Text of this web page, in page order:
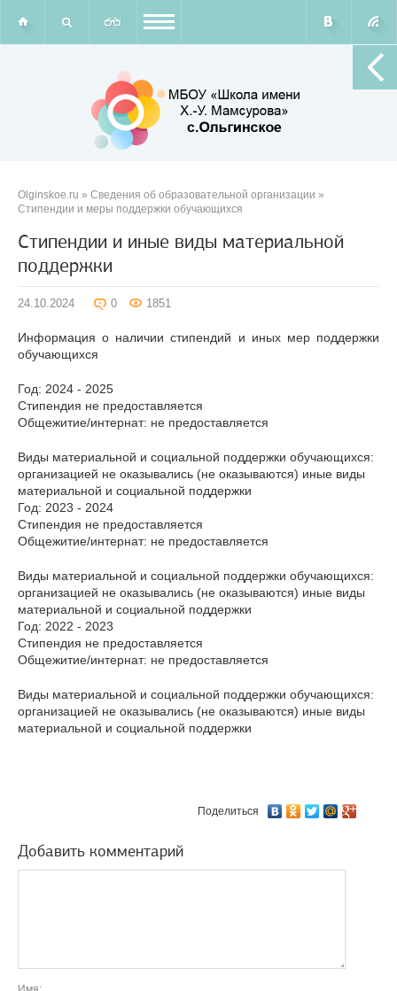
Olginskoe.ru » Сведения об образовательной организации »
Стипендии и меры поддержки обучающихся
Стипендии и иные виды материальной
поддержки
24.10.2024 0 1851
Информация о наличии стипендий и иных мер поддержки
обучающихся
Год: 2024 - 2025
Стипендия не предоставляется
Общежитие/интернат: не предоставляется
Виды материальной и социальной поддержки обучающихся:
организацией не оказывались (не оказываются) иные виды
материальной и социальной поддержки
Год: 2023 - 2024
Стипендия не предоставляется
Общежитие/интернат: не предоставляется
Виды материальной и социальной поддержки обучающихся:
организацией не оказывались (не оказываются) иные виды
материальной и социальной поддержки
Год: 2022 - 2023
Стипендия не предоставляется
Общежитие/интернат: не предоставляется
Виды материальной и социальной поддержки обучающихся:
организацией не оказывались (не оказываются) иные виды
материальной и социальной поддержки
Поделиться
Добавить комментарий